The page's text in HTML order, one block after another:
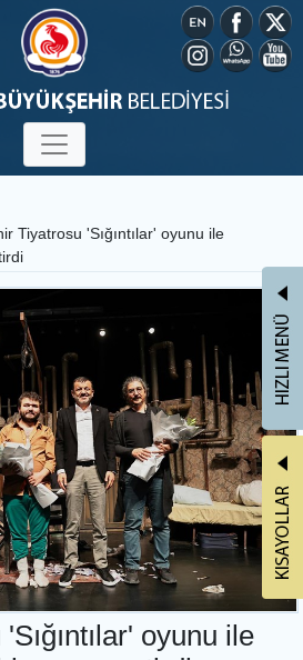
Tiyatrosu 'Sığıntılar' oyunu ile
oyunu ile